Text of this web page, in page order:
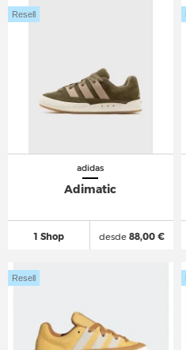
adidas
Adimatic
1 Shop
Resell
desde88,00 €
Resell